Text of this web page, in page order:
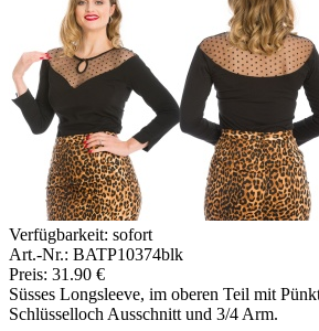
Verfügbarkeit: sofort
Art.-Nr.: BATP10374blk
Preis: 31.90 €
Süsses Longsleeve, im oberen Teil mit
Schlüsselloch Ausschnitt und 3/4 Arm.